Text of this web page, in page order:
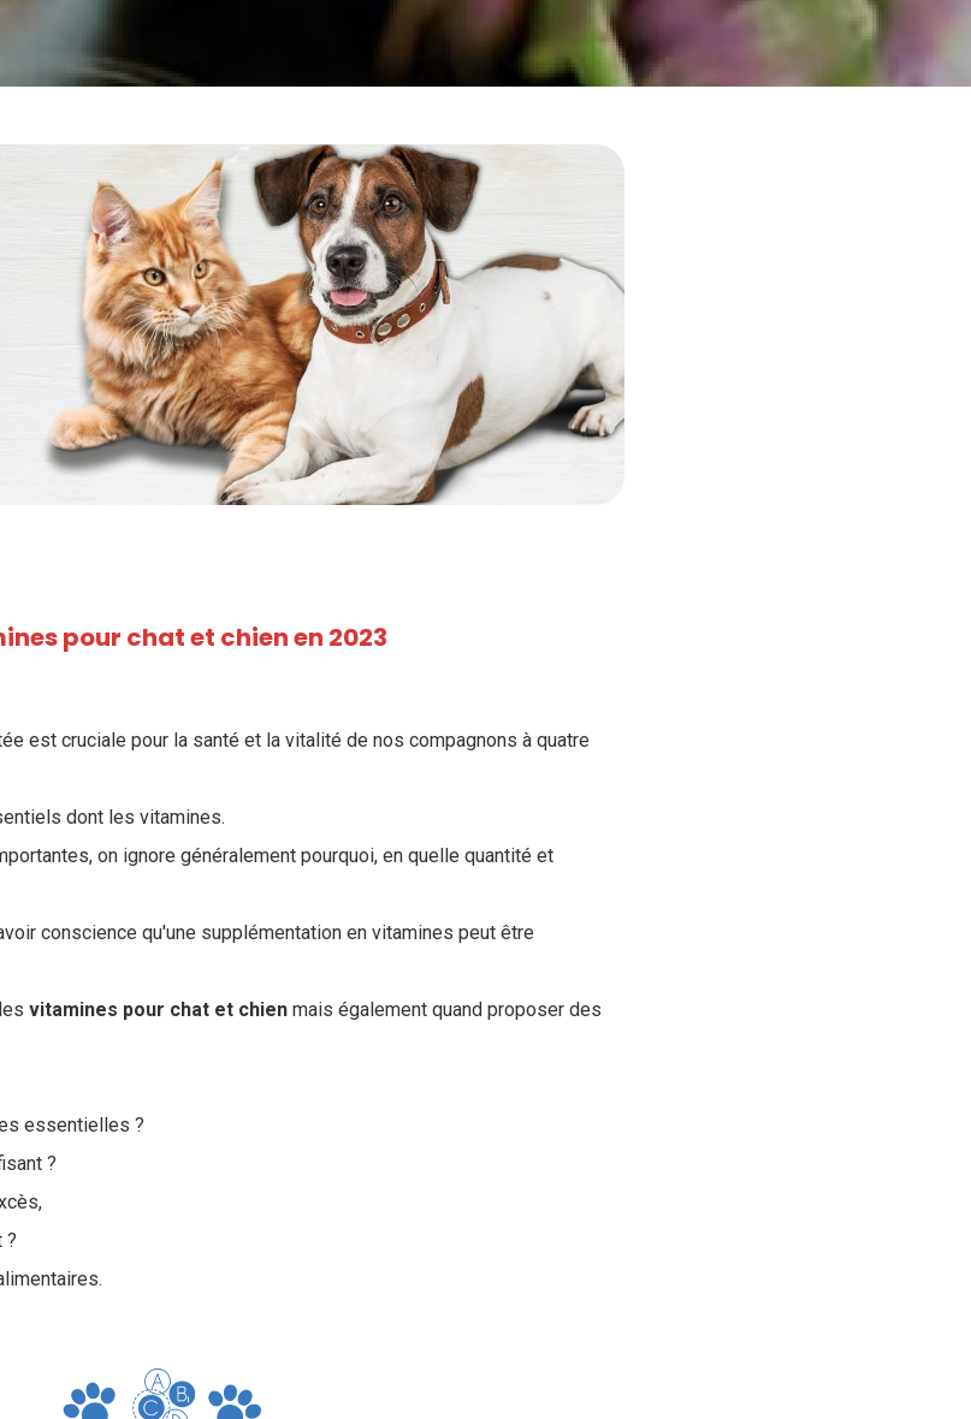
pour chat et chien en 2023
est cruciale pour la santé et la vitalité de nos compagnons à quatre
dont les vitamines.
on ignore généralement pourquoi, en quelle quantité et
conscience qu'une supplémentation en vitamines peut être
vitamines pour chat et chien mais également quand proposer des
essentielles ?
?
?